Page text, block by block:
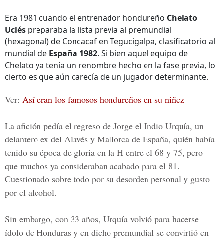
Era 1981 cuando el entrenador hondureño Chelato
Uclés preparaba la lista previa al premundial
(hexagonal) de Concacaf en Tegucigalpa, clasificatorio al
mundial de España 1982. Si bien aquel equipo de
Chelato ya tenía un renombre hecho en la fase previa, lo
cierto es que aún carecía de un jugador determinante.
Ver: Así eran los famosos hondureños en su niñez
La afición pedía el regreso de Jorge el Indio Urquía, un
delantero ex del Alavés y Mallorca de España, quién había
tenido su época de gloria en la H entre el 68 y 75, pero
que muchos ya consideraban acabado para el 81.
Cuestionado sobre todo por su desorden personal y gusto
por el alcohol.
Sin embargo, con 33 años, Urquía volvió para hacerse
ídolo de Honduras y en dicho premundial se convirtió en